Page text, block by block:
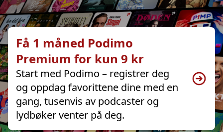
Få 1 måned Podimo
Premium for kun 9 kr
Start med Podimo – registrer deg
og oppdag favorittene dine med en
gang, tusenvis av podcaster og
lydbøker venter på deg.